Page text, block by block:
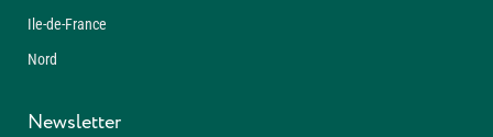
Ile-de-France
Nord
Newsletter